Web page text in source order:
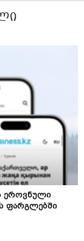
ეროვნული
ფარგლებში